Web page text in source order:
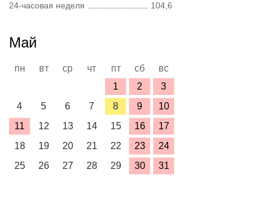
24-часовая неделя
104,6
Май
пн вт ср чт пт сб
вс
1
2
3
4
5 6 7 8 9
10
11
12 13 14 15 16
17
18
19 20 21 22 23
24
25
26 27 28 29 30 31